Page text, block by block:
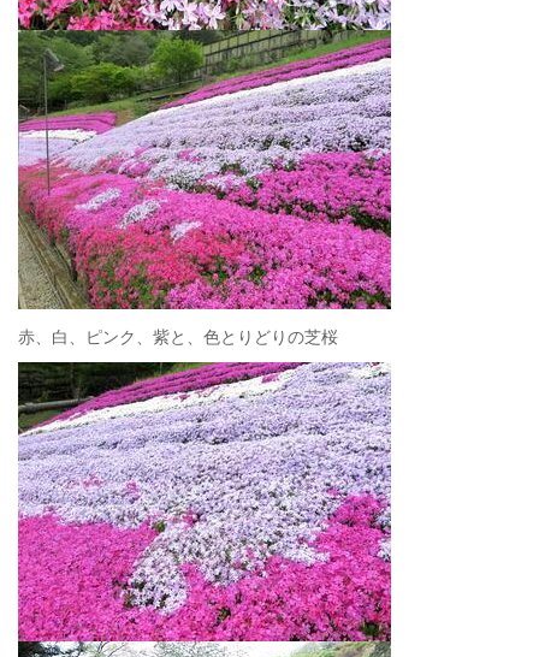
赤、白、ピンク、紫と、色とりどりの芝桜